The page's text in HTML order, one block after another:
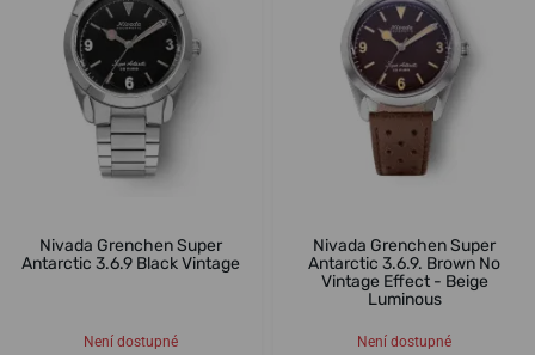
Nivada Grenchen Super
Antarctic 3.6.9 Black Vintage
Není dostupné
Nivada Grenchen Super
Antarctic 3.6.9. Brown No
Vintage Effect - Beige
Luminous
Není dostupné